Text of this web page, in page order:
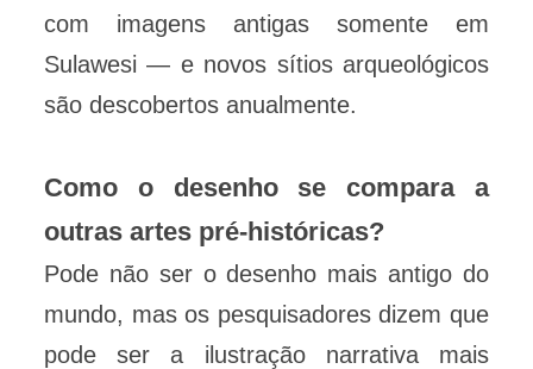
com imagens antigas somente em
Sulawesi — e novos sítios arqueológicos
são descobertos anualmente.
Como o desenho se compara a
outras artes pré-históricas?
Pode não ser o desenho mais antigo do
mundo, mas os pesquisadores dizem que
pode ser a ilustração narrativa mais